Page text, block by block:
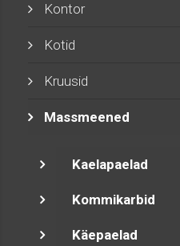
Kontor
Kotid
Kruusid
Massmeened
Kaelapaelad
Kommikarbid
Käepaelad